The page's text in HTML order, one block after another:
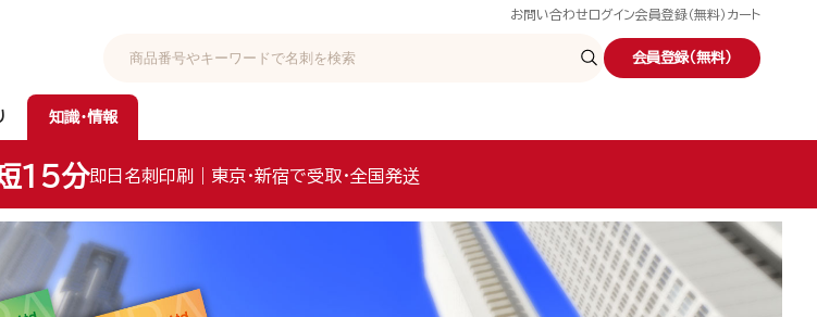
お問い合わせ ログイン会員登録（無料） カート
会員登録（無料）
知識・情報
15分即日名刺印刷｜東京・新宿で受取・全国発送